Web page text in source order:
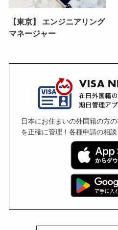
【東京】 エンジニアリング
マネージャー
日本にお住まいの外国籍の方
を正確に管理！各種申請の相談